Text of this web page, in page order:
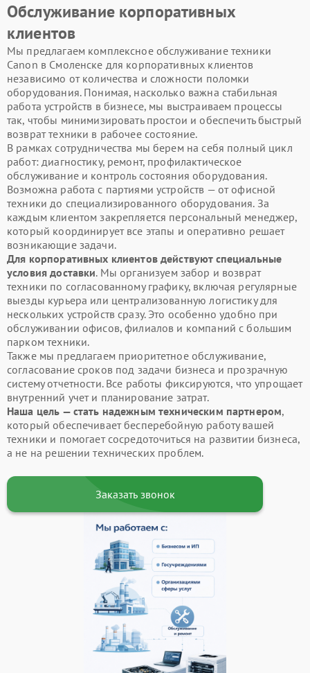
Обслуживание корпоративных
клиентов
Мы предлагаем комплексное обслуживание техники
Canon в Смоленске для корпоративных клиентов
независимо от количества и сложности поломки
оборудования. Понимая, насколько важна стабильная
работа устройств в бизнесе, мы выстраиваем процессы
так, чтобы минимизировать простои и обеспечить быстрый
возврат техники в рабочее состояние.
В рамках сотрудничества мы берем на себя полный цикл
работ: диагностику, ремонт, профилактическое
обслуживание и контроль состояния оборудования.
Возможна работа с партиями устройств — от офисной
техники до специализированного оборудования. За
каждым клиентом закрепляется персональный менеджер,
который координирует все этапы и оперативно решает
возникающие задачи.
Для корпоративных клиентов действуют специальные
условия доставки. Мы организуем забор и возврат
техники по согласованному графику, включая регулярные
выезды курьера или централизованную логистику для
нескольких устройств сразу. Это особенно удобно при
обслуживании офисов, филиалов и компаний с большим
парком техники.
Также мы предлагаем приоритетное обслуживание,
согласование сроков под задачи бизнеса и прозрачную
систему отчетности. Все работы фиксируются, что упрощает
внутренний учет и планирование затрат.
Наша цель — стать надежным техническим партнером,
который обеспечивает бесперебойную работу вашей
техники и помогает сосредоточиться на развитии бизнеса,
а не на решении технических проблем.
Заказать звонок